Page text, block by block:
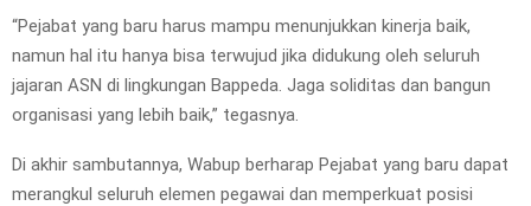
“Pejabat yang baru harus mampu menunjukkan kinerja baik,
namun hal itu hanya bisa terwujud jika didukung oleh seluruh
jajaran ASN di lingkungan Bappeda. Jaga soliditas dan bangun
organisasi yang lebih baik,” tegasnya.
Di akhir sambutannya, Wabup berharap Pejabat yang baru dapat
merangkul seluruh elemen pegawai dan memperkuat posisi